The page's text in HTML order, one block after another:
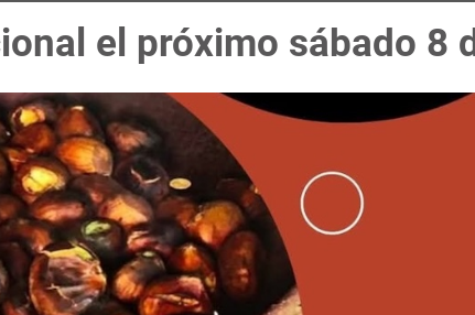
el próximo sábado 8